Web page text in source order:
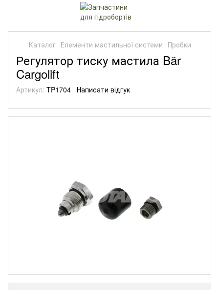
Каталог Елементи мастильної системи Пробки
Регулятор тиску мастила Bär
Cargolift
Артикул: TP1704 Написати відгук